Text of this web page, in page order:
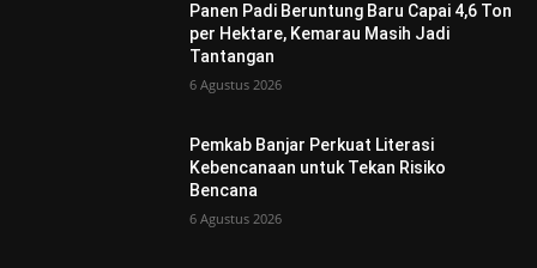
Panen Padi Beruntung Baru Capai 4,6 Ton
per Hektare, Kemarau Masih Jadi
Tantangan
6 Agustus 2026
Pemkab Banjar Perkuat Literasi
Kebencanaan untuk Tekan Risiko
Bencana
6 Agustus 2026